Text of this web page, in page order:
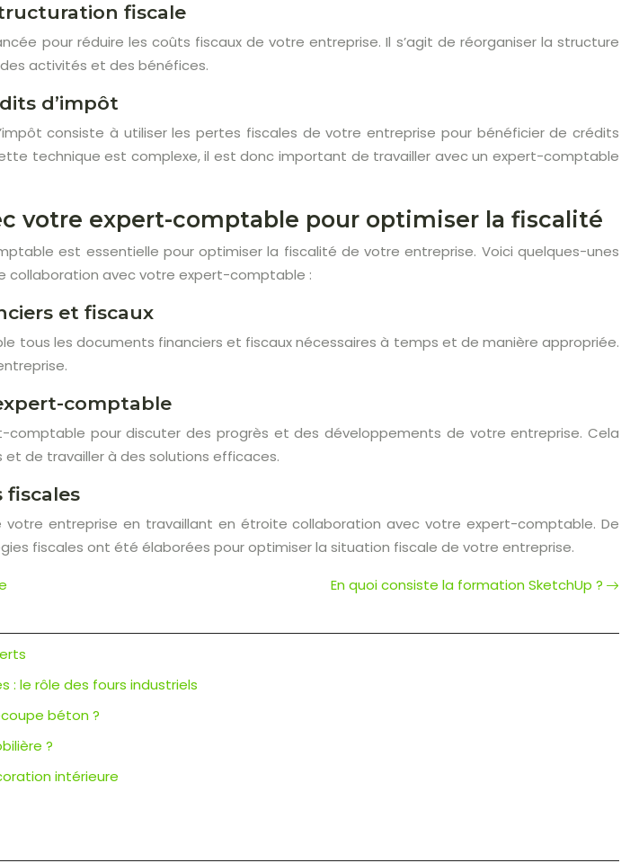
fiscale
pour réduire les coûts fiscaux de votre entreprise. Il s’agit de réorganiser la structure
activités et des bénéfices.
d’impôt
consiste à utiliser les pertes fiscales de votre entreprise pour bénéficier de crédits
technique est complexe, il est donc important de travailler avec un expert-comptable
votre expert-comptable pour optimiser la fiscalité
est essentielle pour optimiser la fiscalité de votre entreprise. Voici quelques-unes
collaboration avec votre expert-comptable :
et fiscaux
tous les documents financiers et fiscaux nécessaires à temps et de manière appropriée.
comptable
comptable pour discuter des progrès et des développements de votre entreprise. Cela
de travailler à des solutions efficaces.
fiscales
votre entreprise en travaillant en étroite collaboration avec votre expert-comptable. De
fiscales ont été élaborées pour optimiser la situation fiscale de votre entreprise.
En quoi consiste la formation SketchUp ?
le rôle des fours industriels
béton ?
?
intérieure